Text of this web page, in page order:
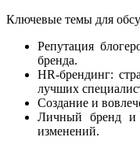
Ключевые темы для
Репутация
бренда.
HR-брендинг:
лучших
Создание и
Личный бренд и
изменений.